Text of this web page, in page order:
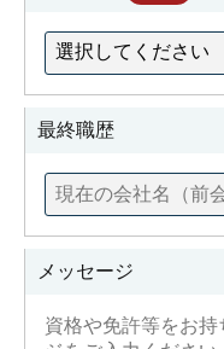
最終職歴
メッセージ